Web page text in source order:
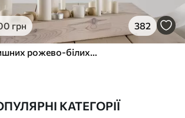
грн 382
Букет великих пишних рожево-білих квітів півонії із зеленим листям на м’якому розмитому фоні
КАТЕГОРІЇ